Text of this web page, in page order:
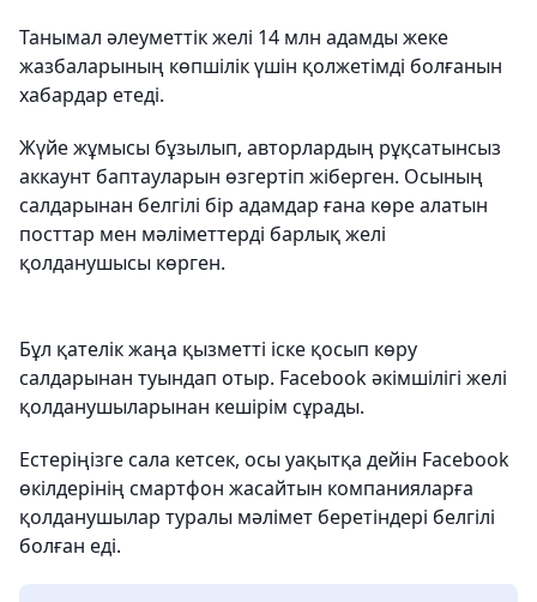
Танымал әлеуметтік желі 14 млн адамды жеке
жазбаларының көпшілік үшін қолжетімді болғанын
хабардар етеді.
Жүйе жұмысы бұзылып, авторлардың рұқсатынсыз
аккаунт баптауларын өзгертіп жіберген. Осының
салдарынан белгілі бір адамдар ғана көре алатын
посттар мен мәліметтерді барлық желі
қолданушысы көрген.
Бұл қателік жаңа қызметті іске қосып көру
салдарынан туындап отыр. Facebook әкімшілігі желі
қолданушыларынан кешірім сұрады.
Естеріңізге сала кетсек, осы уақытқа дейін Facebook
өкілдерінің смартфон жасайтын компанияларға
қолданушылар туралы мәлімет беретіндері белгілі
болған еді.